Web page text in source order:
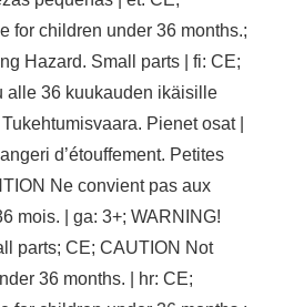
for children under 36 months.;
Hazard. Small parts | fi: CE;
alle 36 kuukauden ikäisille
Pienet osat |
d’étouffement. Petites
Ne convient pas aux
mois. | ga: 3+; WARNING!
parts; CE; CAUTION Not
36 months. | hr: CE;